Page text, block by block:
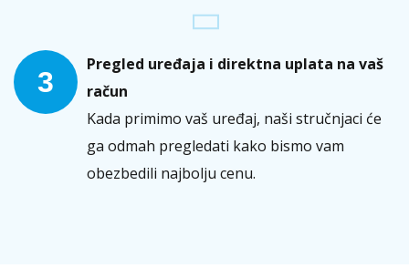
3
Pregled uređaja i direktna uplata na vaš
račun
Kada primimo vaš uređaj, naši stručnjaci će
ga odmah pregledati kako bismo vam
obezbedili najbolju cenu.